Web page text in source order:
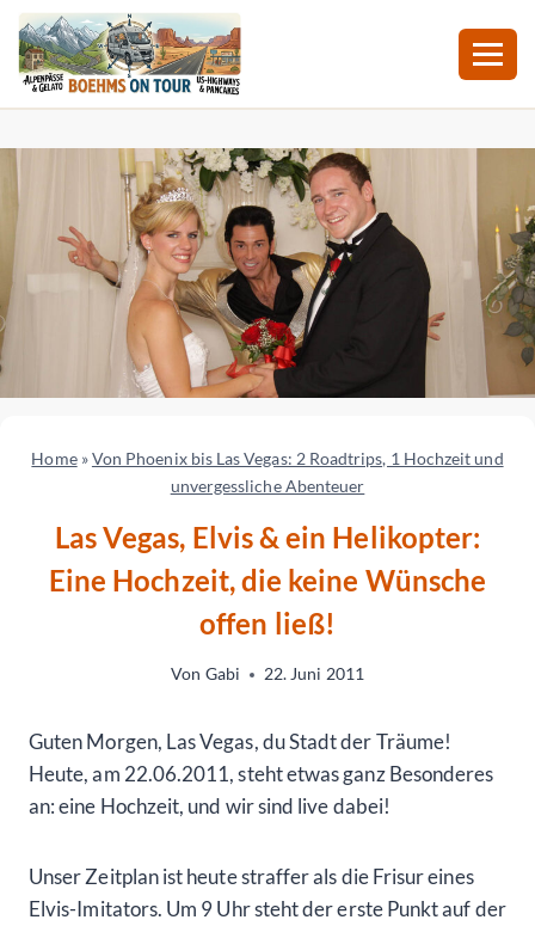
Inhalt
springen
Home»Von Phoenix bis Las Vegas: 2 Roadtrips, 1 Hochzeit und
unvergessliche Abenteuer
Las Vegas, Elvis & ein Helikopter:
Eine Hochzeit, die keine Wünsche
offen ließ!
Von Gabi 22. Juni 2011
Guten Morgen, Las Vegas, du Stadt der Träume!
Heute, am 22.06.2011, steht etwas ganz Besonderes
an: eine Hochzeit, und wir sind live dabei!
Unser Zeitplan ist heute straffer als die Frisur eines
Elvis-Imitators. Um 9 Uhr steht der erste Punkt auf der